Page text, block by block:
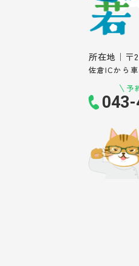
所在地｜〒
佐倉ICから
予